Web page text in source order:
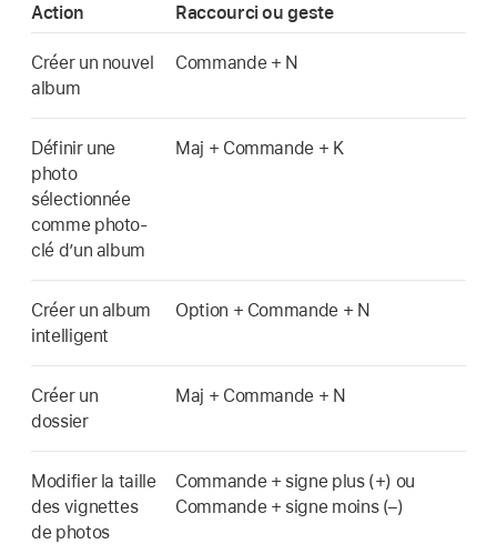
Action Raccourci ou geste
Créer un nouvel
album
Commande + N
Définir une
photo
sélectionnée
comme photo-
clé d’un album
Maj + Commande + K
Créer un album
intelligent
Option + Commande + N
Créer un
dossier
Maj + Commande + N
Modifier la taille
des vignettes
de photos
Commande + signe plus (+) ou
Commande + signe moins (–)